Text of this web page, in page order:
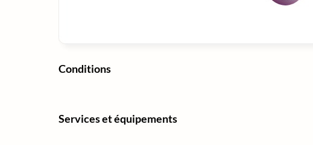
Conditions
Services et équipements